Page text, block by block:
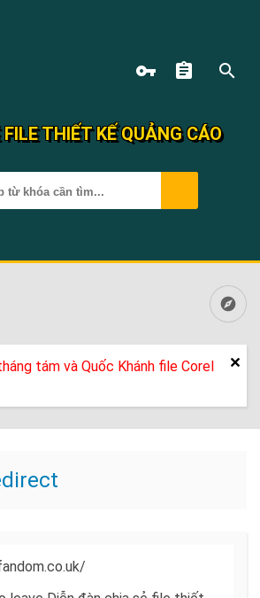
THIẾT KẾ QUẢNG CÁO
tám và Quốc Khánh file Corel